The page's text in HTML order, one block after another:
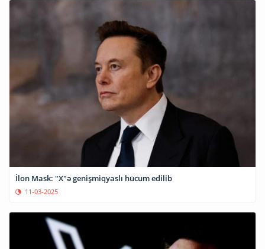
İlon Mask: "X"ə genişmiqyaslı hücum edilib
11-03-2025